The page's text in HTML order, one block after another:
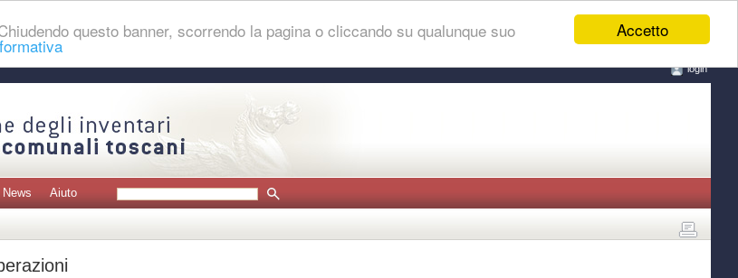
Accetto
questo banner, scorrendo la pagina o cliccando su qualunque suo
login
News Aiuto